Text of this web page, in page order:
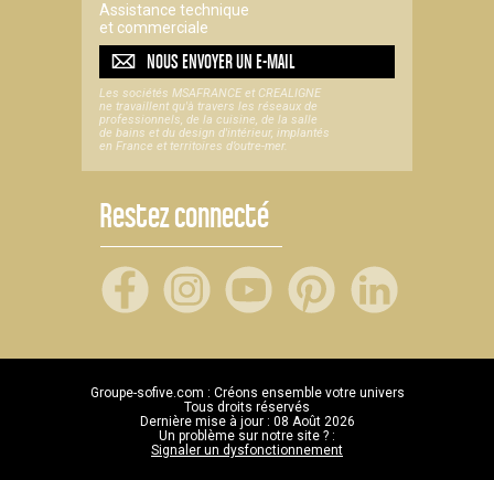
Assistance technique
et commerciale
NOUS ENVOYER UNE-MAIL
Les sociétés MSAFRANCE et CREALIGNE
ne travaillent qu'à travers les réseaux de
professionnels, de la cuisine, de la salle
de bains et du design d'intérieur, implantés
en France et territoires d’outre-mer.
Restez connecté
Groupe-sofive.com : Créons ensemble votre univers
Tous droits réservés
Dernière mise à jour : 08 Août 2026
Un problème sur notre site ? :
Signaler un dysfonctionnement